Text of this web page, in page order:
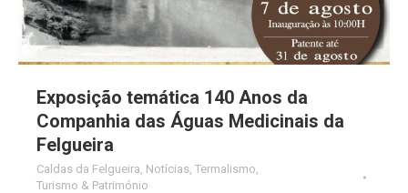
Exposição temática 140 Anos da
Companhia das Águas Medicinais da
Felgueira
Caldas da Felgueira, Notícias, Termalismo,
Turismo & Património